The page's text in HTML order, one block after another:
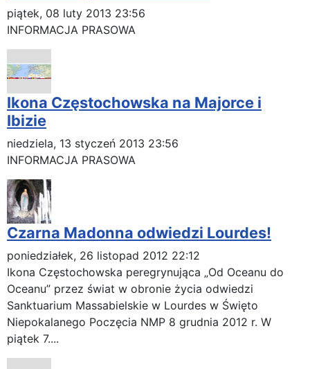
piątek, 08 luty 2013 23:56
INFORMACJA PRASOWA
Ikona Częstochowska na Majorce i
Ibizie
niedziela, 13 styczeń 2013 23:56
INFORMACJA PRASOWA
Czarna Madonna odwiedzi Lourdes!
poniedziałek, 26 listopad 2012 22:12
Ikona Częstochowska peregrynująca „Od Oceanu do
Oceanu” przez świat w obronie życia odwiedzi
Sanktuarium Massabielskie w Lourdes w Święto
Niepokalanego Poczęcia NMP 8 grudnia 2012 r. W
piątek 7....